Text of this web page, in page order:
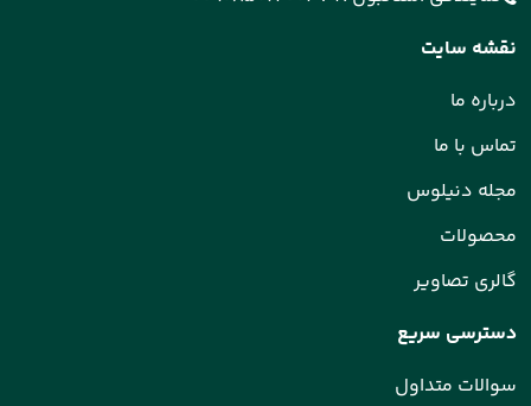
نقشه سایت
درباره ما
تماس با ما
مجله دنیلوس
محصولات
گالری تصاویر
دسترسی سریع
سوالات متداول